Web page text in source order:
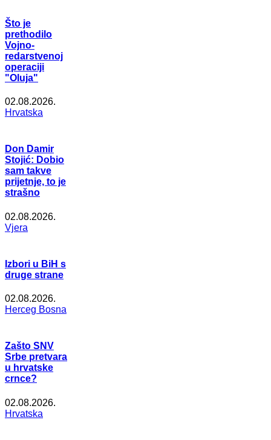
Što je
prethodilo
Vojno-
redarstvenoj
operaciji
"Oluja"
02.08.2026.
Hrvatska
Don Damir
Stojić: Dobio
sam takve
prijetnje, to je
strašno
02.08.2026.
Vjera
Izbori u BiH s
druge strane
02.08.2026.
Herceg Bosna
Zašto SNV
Srbe pretvara
u hrvatske
crnce?
02.08.2026.
Hrvatska